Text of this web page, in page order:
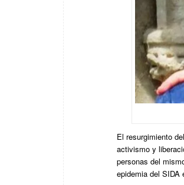
El resurgimiento
activismo y
personas del
epidemia del SIDA